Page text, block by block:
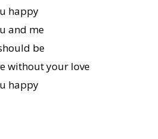
happy
and me
be
without your love
happy